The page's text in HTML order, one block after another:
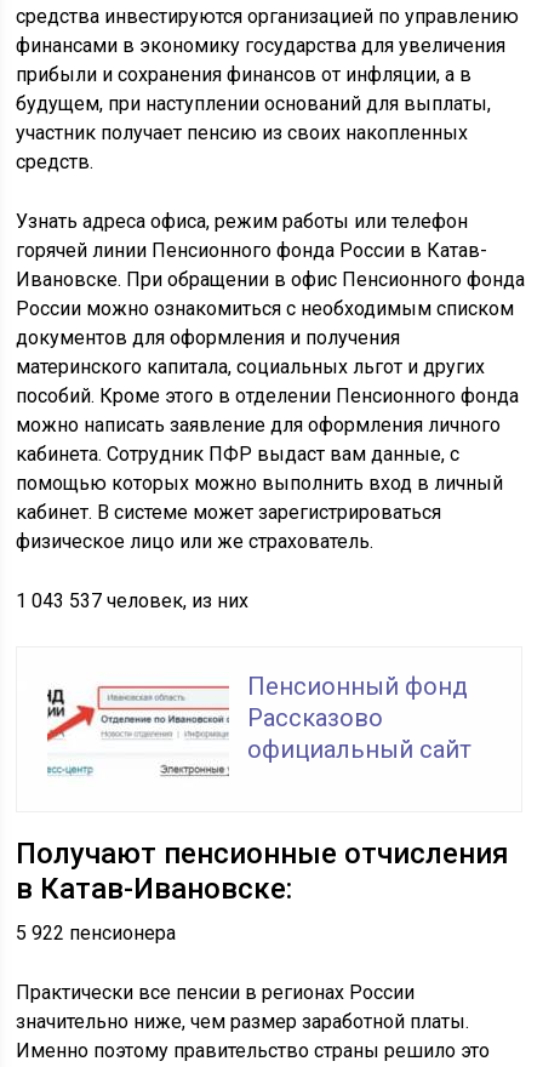
средства инвестируются организацией по управлению
финансами в экономику государства для увеличения
прибыли и сохранения финансов от инфляции, а в
будущем, при наступлении оснований для выплаты,
участник получает пенсию из своих накопленных
средств.
Узнать адреса офиса, режим работы или телефон
горячей линии Пенсионного фонда России в Катав-
Ивановске. При обращении в офис Пенсионного фонда
России можно ознакомиться с необходимым списком
документов для оформления и получения
материнского капитала, социальных льгот и других
пособий. Кроме этого в отделении Пенсионного фонда
можно написать заявление для оформления личного
кабинета. Сотрудник ПФР выдаст вам данные, с
помощью которых можно выполнить вход в личный
кабинет. В системе может зарегистрироваться
физическое лицо или же страхователь.
1 043 537 человек, из них
Пенсионный фонд
Рассказово
официальный сайт
Получают пенсионные отчисления
в Катав-Ивановске:
5 922 пенсионера
Практически все пенсии в регионах России
значительно ниже, чем размер заработной платы.
Именно поэтому правительство страны решило это